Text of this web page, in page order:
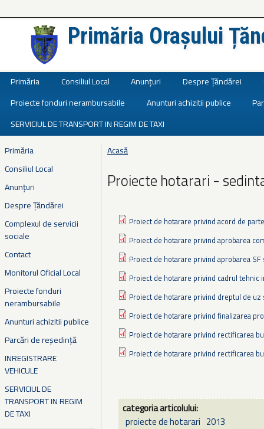
Primăria Orașului
Primăria Consiliul Local Anunțuri Despre Țăndărei
Proiecte fonduri nerambursabile
Anunturi achizitii publice
SERVICIUL DE TRANSPORT IN REGIM DE TAXI
Primăria
Consiliul Local
Anunțuri
Despre Țăndărei
Complexul de servicii
sociale
Contact
Monitorul Oficial Local
Proiecte fonduri
nerambursabile
Anunturi achizitii publice
Parcări de reședință
INREGISTRARE
VEHICULE
SERVICIUL DE
TRANSPORT IN REGIM
DE TAXI
Eşti aici
Acasă
Proiecte hotarari -
Proiect de hotarare privind acord de
Proiect de hotarare privind aprobarea
Proiect de hotarare privind aprobarea
Proiect de hotarare privind cadrul tehnic
Proiect de hotarare privind dreptul de uz
Proiect de hotarare privind finalizarea
Proiect de hotarare privind rectificarea
Proiect de hotarare privind rectificarea
categoria articolului:
proiecte de hotarari 2013